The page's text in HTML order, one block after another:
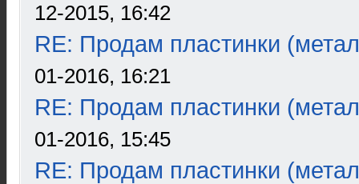
12-2015, 16:42
RE: Продам пластинки
01-2016, 16:21
RE: Продам пластинки
01-2016, 15:45
RE: Продам пластинки